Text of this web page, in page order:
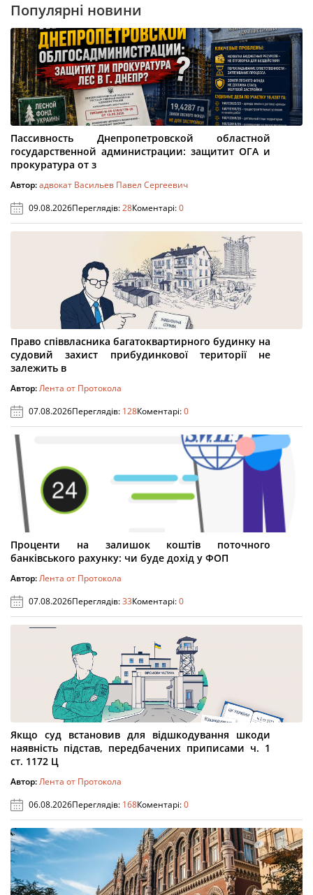
Популярні новини
Пассивность Днепропетровской областной
государственной администрации: защитит ОГА и
прокуратура от з
Автор:адвокат Васильев Павел Сергеевич
09.08.2026Переглядів:28Коментарі:0
Право співвласника багатоквартирного будинку на
судовий захист прибудинкової території не
залежить в
Автор:Лента от Протокола
07.08.2026Переглядів: 128Коментарі:0
Проценти на залишок коштів поточного
банківського рахунку: чи буде дохід у ФОП
Автор:Лента от Протокола
07.08.2026Переглядів:33Коментарі:0
Якщо суд встановив для відшкодування шкоди
наявність підстав, передбачених приписами ч. 1
ст. 1172 Ц
Автор:Лента от Протокола
06.08.2026Переглядів: 168Коментарі:0